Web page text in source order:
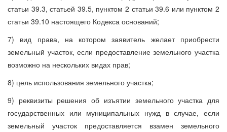
статьи 39.3, статьей 39.5, пунктом 2 статьи 39.6 или пунктом 2
статьи 39.10 настоящего Кодекса оснований;
7) вид права, на котором заявитель желает приобрести
земельный участок, если предоставление земельного участка
возможно на нескольких видах прав;
8) цель использования земельного участка;
9) реквизиты решения об изъятии земельного участка для
государственных или муниципальных нужд в случае, если
земельный участок предоставляется взамен земельного